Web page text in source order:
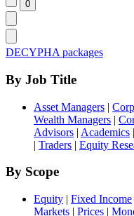
DECYPHA packages
By Job Title
Asset Managers |
Wealth Managers |
Advisors | Academics |
| Traders | Equity
By Scope
Equity | Fixed Income
Markets | Prices |